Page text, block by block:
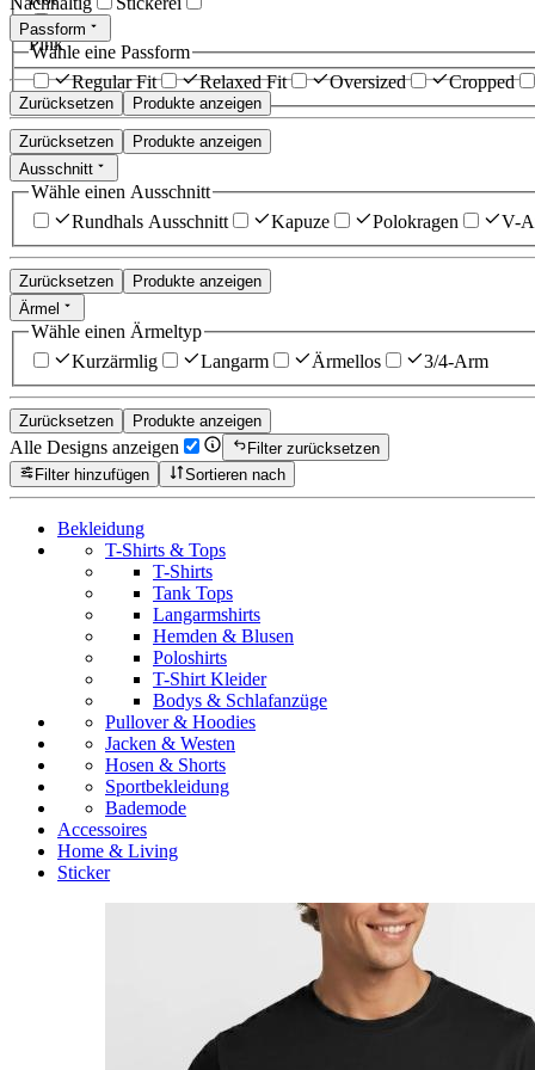
Pink
Zurücksetzen Produkte anzeigen
Passform
Wähle eine Passform
Regular Fit
Relaxed Fit Oversized Cropped
Zurücksetzen
Produkte anzeigen
Ausschnitt
Wähle einen Ausschnitt
Rundhals Ausschnitt
Kapuze Polokragen V-
Zurücksetzen
Produkte anzeigen
Ärmel
Wähle einen Ärmeltyp
Kurzärmlig
Langarm Ärmellos 3/4-Arm
Zurücksetzen Produkte anzeigen
Alle Designs anzeigen
Filter zurücksetzen
Filter hinzufügen
Sortieren nach
Bekleidung
T-Shirts & Tops
T-Shirts
Tank Tops
Langarmshirts
Hemden & Blusen
Poloshirts
T-Shirt Kleider
Bodys & Schlafanzüge
Pullover & Hoodies
Jacken & Westen
Hosen & Shorts
Sportbekleidung
Bademode
Accessoires
Home & Living
Sticker